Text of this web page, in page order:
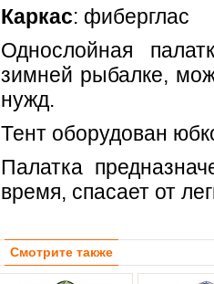
Каркас: фиберглас
Однослойная
зимней рыбалке,
нужд.
Тент оборудован
Палатка
время, спасает от
Смотрите также